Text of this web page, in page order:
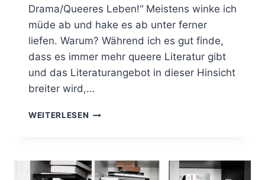
Drama/Queeres Leben!“ Meistens winke ich
müde ab und hake es ab unter ferner
liefen. Warum? Während ich es gut finde,
dass es immer mehr queere Literatur gibt
und das Literaturangebot in dieser Hinsicht
breiter wird,…
WEITERLESEN WARUM
BÜCHER
LESE